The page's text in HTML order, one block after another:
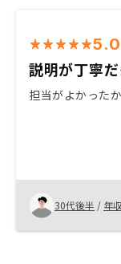
5.0
説明が丁寧
担当がよかった
30代後半 / 年